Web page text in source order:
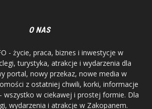
O NAS
- życie, praca, biznes i inwestycje w
turystyka, atrakcje i wydarzenia dla
portal, nowy przekaz, nowe media w
z ostatniej chwili, korki, informacje
wszystko w ciekawej i prostej formie. Dla
wydarzenia i atrakcje w Zakopanem.